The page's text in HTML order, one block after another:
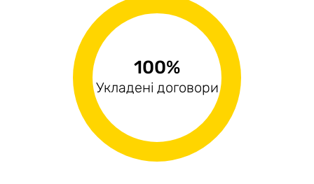
100%
Укладені договори
98.97%
Виконані поставки
0%
Оплачені рахунки